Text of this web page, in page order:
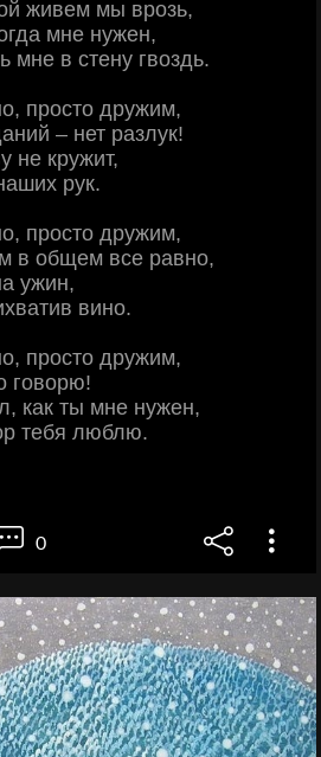
живем мы врозь,
мне нужен,
мне в стену гвоздь.
просто дружим,
– нет разлук!
не кружит,
рук.
просто дружим,
в общем все равно,
ужин,
вино.
просто дружим,
говорю!
как ты мне нужен,
тебя люблю.
0